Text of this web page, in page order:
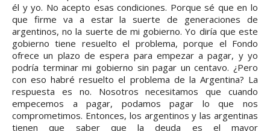
él y yo. No acepto esas condiciones. Porque sé que en lo
que firme va a estar la suerte de generaciones de
argentinos, no la suerte de mi gobierno. Yo diría que este
gobierno tiene resuelto el problema, porque el Fondo
ofrece un plazo de espera para empezar a pagar, y yo
podría terminar mi gobierno sin pagar un centavo. ¿Pero
con eso habré resuelto el problema de la Argentina? La
respuesta es no. Nosotros necesitamos que cuando
empecemos a pagar, podamos pagar lo que nos
comprometimos. Entonces, los argentinos y las argentinas
tienen que saber que la deuda es el mayor